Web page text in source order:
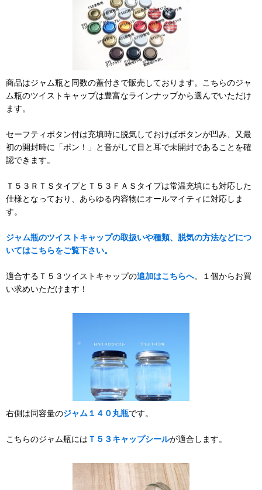
商品はジャム瓶と同数の蓋付きで販売しております。こちらのジャ
ム瓶のツイストキャップは豊富なラインナップから選んでいただけ
ます。
セーフティボタン付は充填時に脱気しておけばボタンが凹み、又最
初の開封時に「ポン！」と音がして目と耳で未開封であることを確
認できます。
Ｔ５３ＲＴＳタイプとＴ５３ＦＡＳタイプは常温充填にも対応した
仕様となっており、あらゆる内容物にオールマイティに対応しま
す。
ジャム瓶のツイストキャップの取扱いや種類、脱気の方法などにつ
いてはこちらをご覧下さい。
適合するＴ５３ツイストキャップの追加はこちらへ。１個からお買
い求めいただけます！
右側は同容量のジャム１４０丸瓶です。
こちらのジャム瓶には Ｔ５３キャップシールが適合します。